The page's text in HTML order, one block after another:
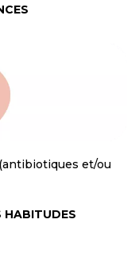
et/ou
HABITUDES